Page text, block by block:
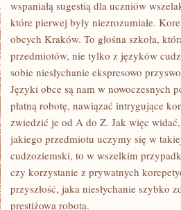
wspaniałą sugestią dla uczniów
które pierwej były niezrozumiałe.
obcych Kraków. To głośna szkoła,
przedmiotów, nie tylko z języków
sobie niesłychanie ekspresowo
Języki obce są nam w nowoczesnych
płatną robotę, nawiązać intrygujące
zwiedzić je od A do Z. Jak więc
jakiego przedmiotu uczymy się w
cudzoziemski, to w wszelkim
czy korzystanie z prywatnych
przyszłość, jaka niesłychanie szybko
prestiżowa robota.